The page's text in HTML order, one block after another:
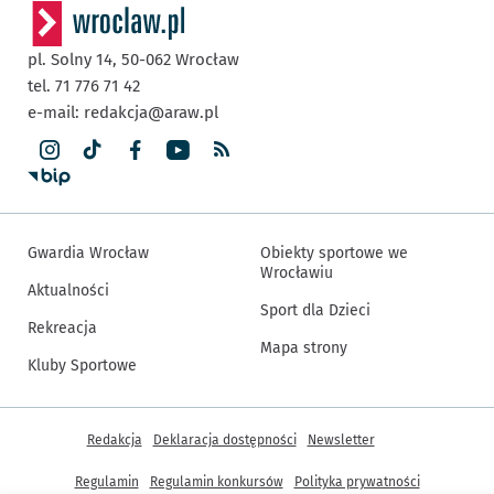
pl. Solny 14, 50-062 Wrocław
tel. 71 776 71 42
e-mail: redakcja@araw.pl
Gwardia Wrocław
Aktualności
Rekreacja
Kluby Sportowe
Obiekty sportowe we
Wrocławiu
Sport dla Dzieci
Mapa strony
Inne informacje
Redakcja Deklaracja dostępności Newsletter
Regulamin Regulamin konkursów Polityka prywatności